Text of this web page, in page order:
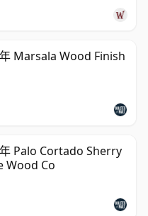
Marsala Wood Finish
Palo Cortado Sherry
Wood Co